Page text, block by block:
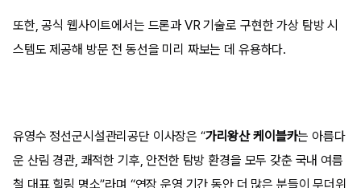
또한, 공식 웹사이트에서는 드론과 VR 기술로 구현한 가상 탐방 시
스템도 제공해 방문 전 동선을 미리 짜보는 데 유용하다.
유영수 정선군시설관리공단 이사장은 “가리왕산 케이블카는 아름다
운 산림 경관, 쾌적한 기후, 안전한 탐방 환경을 모두 갖춘 국내 여름
철 대표 힐링 명소”라며 “연장 운영 기간 동안 더 많은 분들이 무더위